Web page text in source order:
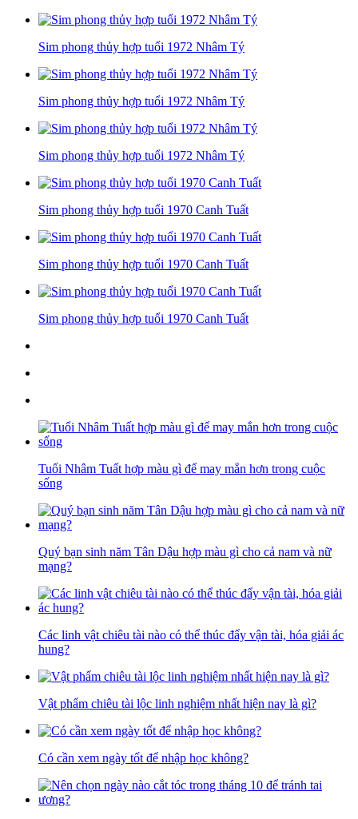
Sim phong thủy hợp tuổi 1972 Nhâm Tý
Sim phong thủy hợp tuổi 1972 Nhâm Tý
Sim phong thủy hợp tuổi 1972 Nhâm Tý
Sim phong thủy hợp tuổi 1970 Canh Tuất
Sim phong thủy hợp tuổi 1970 Canh Tuất
Sim phong thủy hợp tuổi 1970 Canh Tuất
Tuổi Nhâm Tuất hợp màu gì để may mắn hơn trong cuộc
sống
Quý bạn sinh năm Tân Dậu hợp màu gì cho cả nam và nữ
mạng?
Các linh vật chiêu tài nào có thể thúc đẩy vận tài, hóa giải ác
hung?
Vật phẩm chiêu tài lộc linh nghiệm nhất hiện nay là gì?
Có cần xem ngày tốt để nhập học không?